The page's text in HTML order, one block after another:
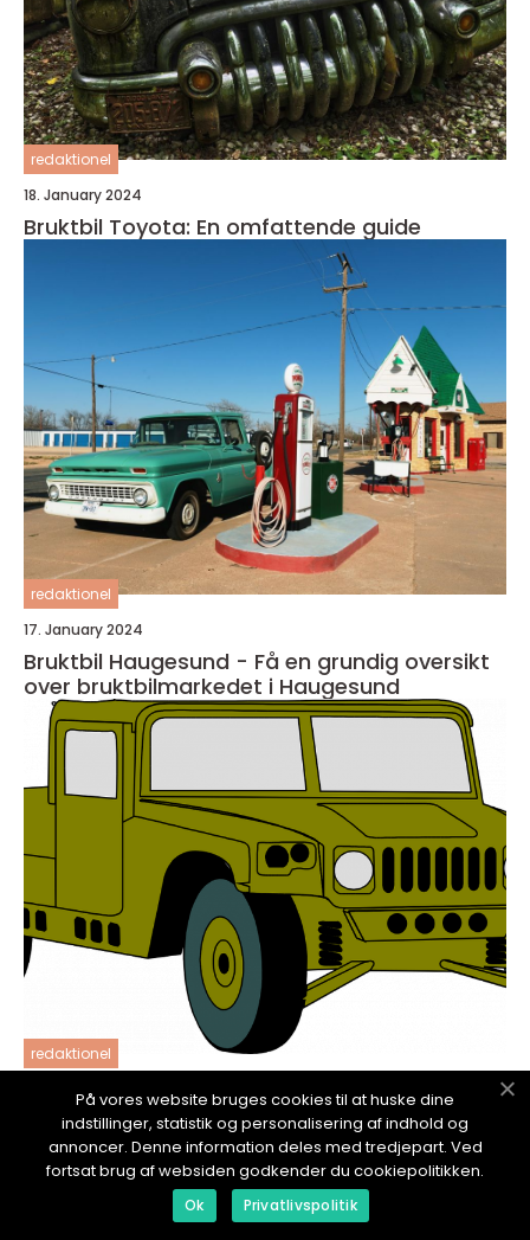
redaktionel
18. January 2024
Bruktbil Toyota: En omfattende guide
redaktionel
17. January 2024
Bruktbil Haugesund - Få en grundig oversikt
over bruktbilmarkedet i Haugesund
redaktionel
17. January 2024
Bruktbil Tromsø: En grundig oversikt
På vores website bruges cookies til at huske dine
indstillinger, statistik og personalisering af indhold og
annoncer. Denne information deles med tredjepart. Ved
fortsat brug af websiden godkender du cookiepolitikken.
Ok Privatlivspolitik